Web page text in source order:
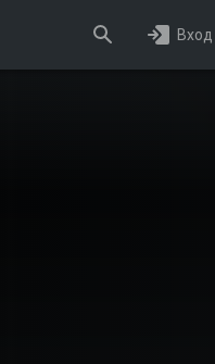
Вход